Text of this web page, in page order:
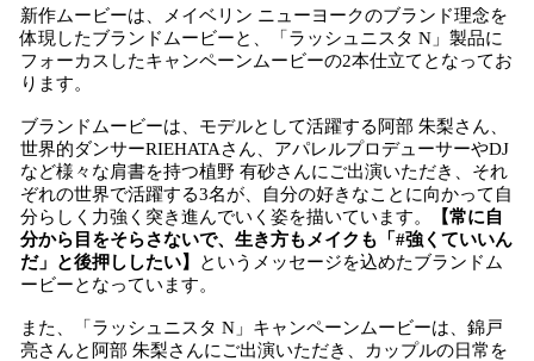
新作ムービーは、メイベリン ニューヨークのブランド理念を
体現したブランドムービーと、「ラッシュニスタ N」製品に
フォーカスしたキャンペーンムービーの2本仕立てとなってお
ります。
ブランドムービーは、モデルとして活躍する阿部 朱梨さん、
世界的ダンサーRIEHATAさん、アパレルプロデューサーやDJ
など様々な肩書を持つ植野 有砂さんにご出演いただき、それ
ぞれの世界で活躍する3名が、自分の好きなことに向かって自
分らしく力強く突き進んでいく姿を描いています。
【常に自
分から目をそらさないで、生き方もメイクも「#強くていいん
だ」と後押ししたい】
というメッセージを込めたブランドム
ービーとなっています。
また、「ラッシュニスタ N」キャンペーンムービーは、錦戸
亮さんと阿部 朱梨さんにご出演いただき、カップルの日常を